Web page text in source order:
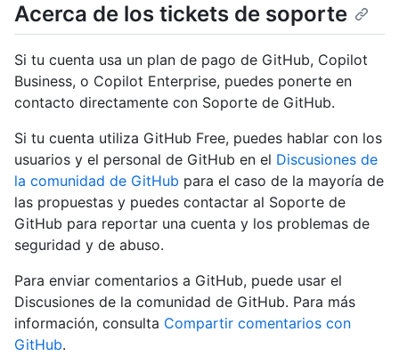
Acerca de los tickets de soporte
Si tu cuenta usa un plan de pago de GitHub, Copilot
Business, o Copilot Enterprise, puedes ponerte en
contacto directamente con Soporte de GitHub.
Si tu cuenta utiliza GitHub Free, puedes hablar con los
usuarios y el personal de GitHub en el Discusiones de
la comunidad de GitHub para el caso de la mayoría de
las propuestas y puedes contactar al Soporte de
GitHub para reportar una cuenta y los problemas de
seguridad y de abuso.
Para enviar comentarios a GitHub, puede usar el
Discusiones de la comunidad de GitHub. Para más
información, consulta Compartir comentarios con
GitHub.